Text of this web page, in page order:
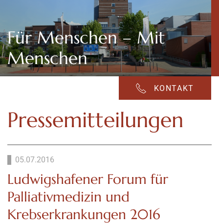
Für Menschen – Mit
Menschen
KONTAKT
Pressemitteilungen
05.07.2016
Ludwigshafener Forum für
Palliativmedizin und
Krebserkrankungen 2016